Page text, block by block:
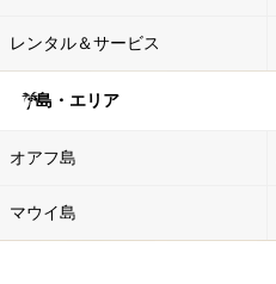
レンタル＆サービス
島・エリア
オアフ島
マウイ島